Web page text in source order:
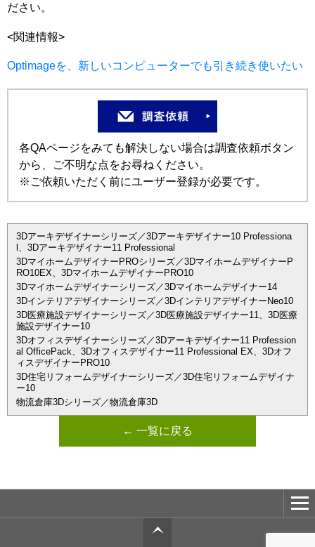
ださい。
<関連情報>
Optimageを、新しいコンピューターでも引き続き使いたい
各QAページをみても解決しない場合は調査依頼ボタン
から、ご不明な点をお尋ねください。
※ご依頼いただく前にユーザー登録が必要です。
3Dアーキデザイナーシリーズ／3Dアーキデザイナー10 Professiona
l、3Dアーキデザイナー11 Professional
3DマイホームデザイナーPROシリーズ／3DマイホームデザイナーP
RO10EX、3DマイホームデザイナーPRO10
3Dマイホームデザイナーシリーズ／3Dマイホームデザイナー14
3Dインテリアデザイナーシリーズ／3DインテリアデザイナーNeo10
3D医療施設デザイナーシリーズ／3D医療施設デザイナー11、3D医療
施設デザイナー10
3Dオフィスデザイナーシリーズ／3Dアーキデザイナー11 Profession
al OfficePack、3Dオフィスデザイナー11 Professional EX、3Dオフ
ィスデザイナーPRO10
3D住宅リフォームデザイナーシリーズ／3D住宅リフォームデザイナ
ー10
物流倉庫3Dシリーズ／物流倉庫3D
← 一覧に戻る